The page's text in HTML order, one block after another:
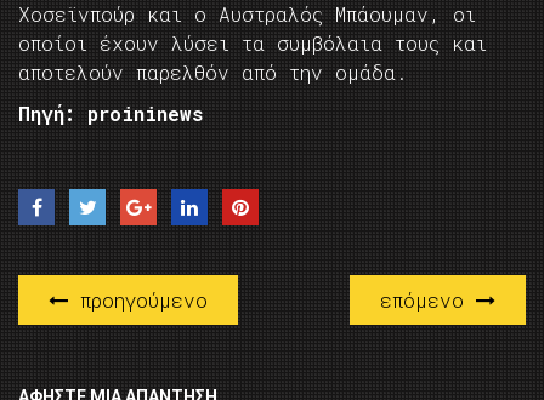
Χοσεϊνπούρ και ο Αυστραλός Μπάουμαν, οι
οποίοι έχουν λύσει τα συμβόλαια τους και
αποτελούν παρελθόν από την ομάδα.
Πηγή: proininews
προηγούμενο επόμενο